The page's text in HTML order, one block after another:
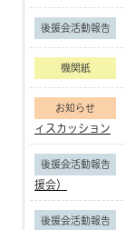
後援会活動報告
機関紙
お知らせ
ィスカッション
後援会活動報告
援会）
後援会活動報告